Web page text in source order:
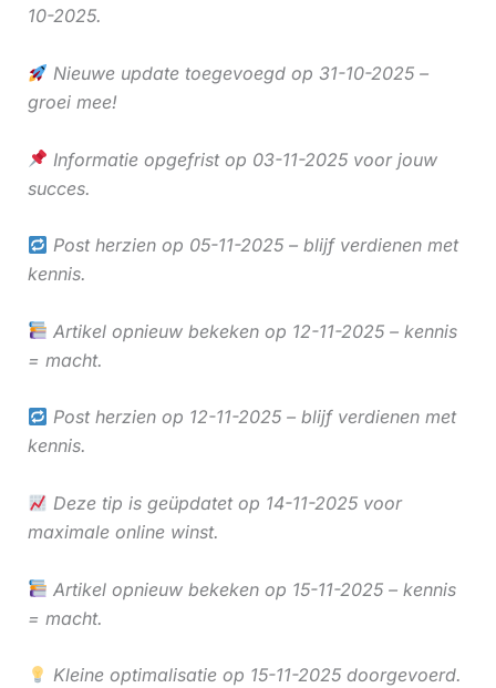
10-2025.
Nieuwe update toegevoegd op 31-10-2025 –
groei mee!
Informatie opgefrist op 03-11-2025 voor jouw
succes.
Post herzien op 05-11-2025 – blijf verdienen met
kennis.
Artikel opnieuw bekeken op 12-11-2025 – kennis
= macht.
Post herzien op 12-11-2025 – blijf verdienen met
kennis.
Deze tip is geüpdatet op 14-11-2025 voor
maximale online winst.
Artikel opnieuw bekeken op 15-11-2025 – kennis
= macht.
Kleine optimalisatie op 15-11-2025 doorgevoerd.